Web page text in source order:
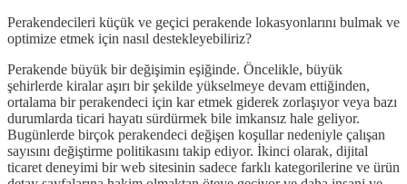
Perakendecileri küçük ve geçici perakende lokasyonlarını bulmak ve
optimize etmek için nasıl destekleyebiliriz?
Perakende büyük bir değişimin eşiğinde. Öncelikle, büyük
şehirlerde kiralar aşırı bir şekilde yükselmeye devam ettiğinden,
ortalama bir perakendeci için kar etmek giderek zorlaşıyor veya bazı
durumlarda ticari hayatı sürdürmek bile imkansız hale geliyor.
Bugünlerde birçok perakendeci değişen koşullar nedeniyle çalışan
sayısını değiştirme politikasını takip ediyor. İkinci olarak, dijital
ticaret deneyimi bir web sitesinin sadece farklı kategorilerine ve ürün